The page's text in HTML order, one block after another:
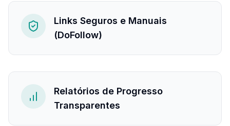
Links Seguros e Manuais
(DoFollow)
Relatórios de Progresso
Transparentes